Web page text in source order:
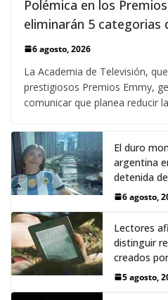
Polémica en los
eliminarán 5 categorias
6 agosto, 2026
La Academia de Televisión,
prestigiosos Premios Emmy,
comunicar que planea reducir
El duro
argentina
detenida
6 agosto,
Lectores
distinguir
creados
5 agosto,